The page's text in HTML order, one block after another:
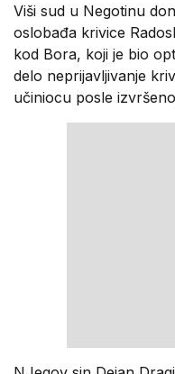
Viši sud u Negotinu
oslobađa krivice
kod Bora, koji je bio
delo neprijavljivanje
učiniocu posle